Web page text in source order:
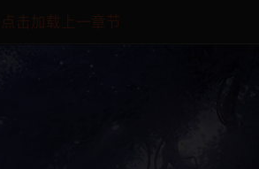
点击加载上一章节